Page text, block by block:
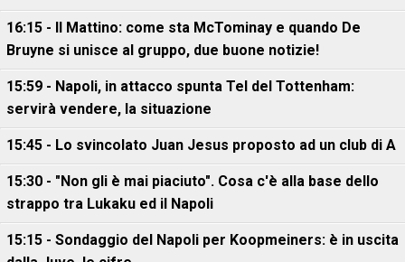
16:15 - Il Mattino: come sta McTominay e quando De
Bruyne si unisce al gruppo, due buone notizie!
15:59 - Napoli, in attacco spunta Tel del Tottenham:
servirà vendere, la situazione
15:45 - Lo svincolato Juan Jesus proposto ad un club di A
15:30 - "Non gli è mai piaciuto". Cosa c'è alla base dello
strappo tra Lukaku ed il Napoli
15:15 - Sondaggio del Napoli per Koopmeiners: è in uscita